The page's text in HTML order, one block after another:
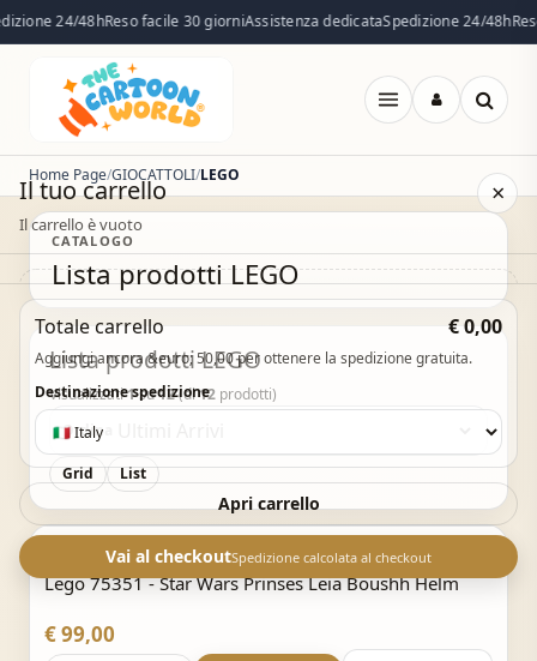
24/48hReso facile 30 giorniAssistenza dedicataSpedizione 24/48h
Apri
Il tuo carrello
Il carrello è vuoto
×
Il carrello è vuoto. Esplora il catalogo e aggiungi i
Totale carrello € 0,00
Aggiungi ancora &euro; 50,00 per ottenere la spedizione gratuita.
Destinazione spedizione
Apri carrello
Vai al checkoutSpedizione calcolata al checkout
Home Page GIOCATTOLI LEGO
CATALOGO
Lista prodotti LEGO
Lista prodotti LEGO
Visualizzati1su12(di12 prodotti)
Ordina
Grid
List
Acquisto Veloce
Cod. 75351
Lego 75351 - Star Wars Prinses Leia Boushh Helm
€ 99,00